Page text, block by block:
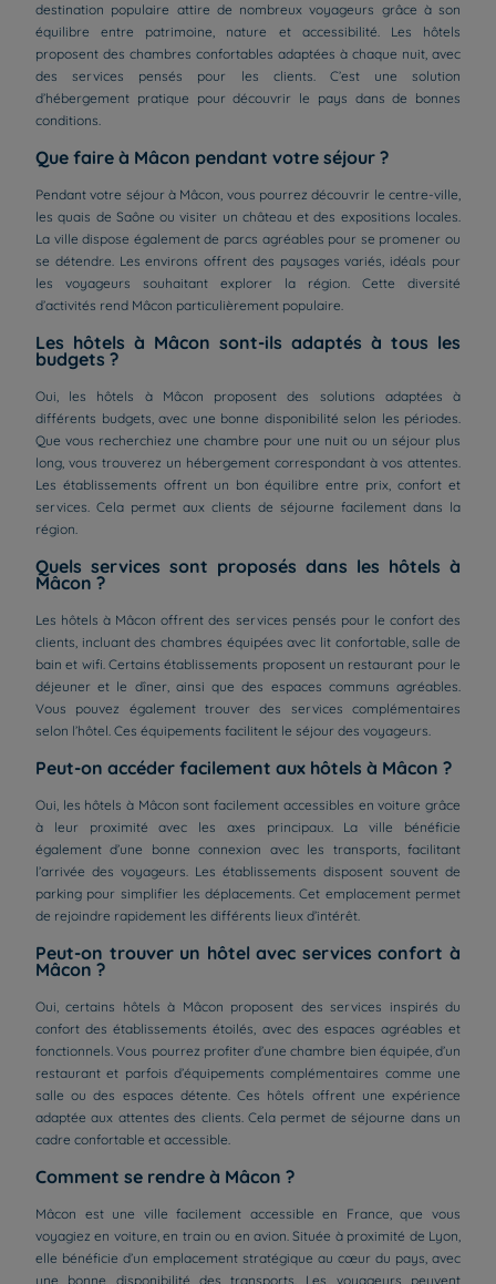
destination populaire attire de nombreux voyageurs grâce à son
équilibre entre patrimoine, nature et accessibilité. Les hôtels
proposent des chambres confortables adaptées à chaque nuit, avec
des services pensés pour les clients. C’est une solution
d’hébergement pratique pour découvrir le pays dans de bonnes
conditions.
Que faire à Mâcon pendant votre séjour ?
Pendant votre séjour à Mâcon, vous pourrez découvrir le centre-ville,
les quais de Saône ou visiter un château et des expositions locales.
La ville dispose également de parcs agréables pour se promener ou
se détendre. Les environs offrent des paysages variés, idéals pour
les voyageurs souhaitant explorer la région. Cette diversité
d’activités rend Mâcon particulièrement populaire.
Les hôtels à Mâcon sont-ils adaptés à tous les
budgets ?
Oui, les hôtels à Mâcon proposent des solutions adaptées à
différents budgets, avec une bonne disponibilité selon les périodes.
Que vous recherchiez une chambre pour une nuit ou un séjour plus
long, vous trouverez un hébergement correspondant à vos attentes.
Les établissements offrent un bon équilibre entre prix, confort et
services. Cela permet aux clients de séjourne facilement dans la
région.
Quels services sont proposés dans les hôtels à
Mâcon ?
Les hôtels à Mâcon offrent des services pensés pour le confort des
clients, incluant des chambres équipées avec lit confortable, salle de
bain et wifi. Certains établissements proposent un restaurant pour le
déjeuner et le dîner, ainsi que des espaces communs agréables.
Vous pouvez également trouver des services complémentaires
selon l’hôtel. Ces équipements facilitent le séjour des voyageurs.
Peut-on accéder facilement aux hôtels à Mâcon ?
Oui, les hôtels à Mâcon sont facilement accessibles en voiture grâce
à leur proximité avec les axes principaux. La ville bénéficie
également d’une bonne connexion avec les transports, facilitant
l’arrivée des voyageurs. Les établissements disposent souvent de
parking pour simplifier les déplacements. Cet emplacement permet
de rejoindre rapidement les différents lieux d’intérêt.
Peut-on trouver un hôtel avec services confort à
Mâcon ?
Oui, certains hôtels à Mâcon proposent des services inspirés du
confort des établissements étoilés, avec des espaces agréables et
fonctionnels. Vous pourrez profiter d’une chambre bien équipée, d’un
restaurant et parfois d’équipements complémentaires comme une
salle ou des espaces détente. Ces hôtels offrent une expérience
adaptée aux attentes des clients. Cela permet de séjourne dans un
cadre confortable et accessible.
Comment se rendre à Mâcon ?
Mâcon est une ville facilement accessible en France, que vous
voyagiez en voiture, en train ou en avion. Située à proximité de Lyon,
elle bénéficie d’un emplacement stratégique au cœur du pays, avec
une bonne disponibilité des transports. Les voyageurs peuvent